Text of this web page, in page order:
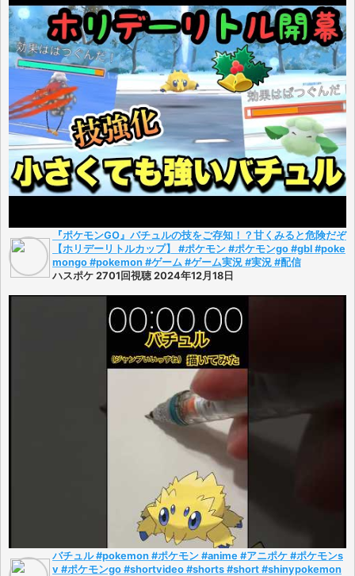
『ポケモンGO』バチュルの技をご存知！？甘くみると危険だぞ
【ホリデーリトルカップ】 #ポケモン #ポケモンgo #gbl #poke
mongo #pokemon #ゲーム #ゲーム実況 #実況 #配信
ハスポケ 2701回視聴 2024年12月18日
バチュル #pokemon #ポケモン #anime #アニポケ #ポケモンs
v #ポケモンgo #shortvideo #shorts #short #shinypokemon